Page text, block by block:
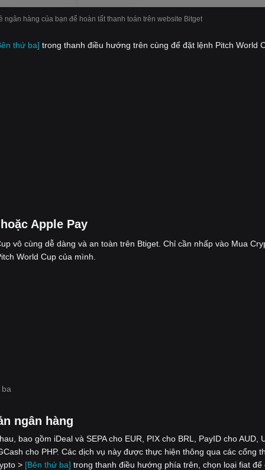
ngân hàng của bạn để hoàn tất thanh toán trên website Bitget
thứ ba] trong thanh điều hướng trên cùng để đặt lệnh Pitch World
Apple Pay
vô cùng dễ dàng và an toàn trên Btiget. Chỉ cần nhấp vào Mua
World Cup của mình.
ngân hàng
bao gồm iDeal và SEPA cho EUR, PIX cho BRL, PayID cho AUD,
cho PHP. Các dịch vụ này được thực hiện thông qua các cổng
> [Bên thứ ba] trong thanh điều hướng phía trên, chọn loại fiat để